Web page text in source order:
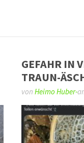
GEFAHR IN
TRAUN-
vonHeimo Huber-